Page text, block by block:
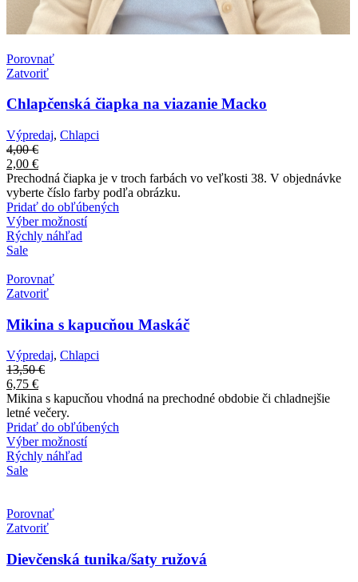
Porovnať
Zatvoriť
Chlapčenská čiapka na viazanie Macko
Výpredaj, Chlapci
4,00€
2,00 €
Prechodná čiapka je v troch farbách vo veľkosti 38. V objednávke
vyberte číslo farby podľa obrázku.
Pridať do obľúbených
Výber možností
Rýchly náhľad
Sale
Porovnať
Zatvoriť
Mikina s kapucňou Maskáč
Výpredaj, Chlapci
13,50€
6,75 €
Mikina s kapucňou vhodná na prechodné obdobie či chladnejšie
letné večery.
Pridať do obľúbených
Výber možností
Rýchly náhľad
Sale
Porovnať
Zatvoriť
Dievčenská tunika/šaty ružová